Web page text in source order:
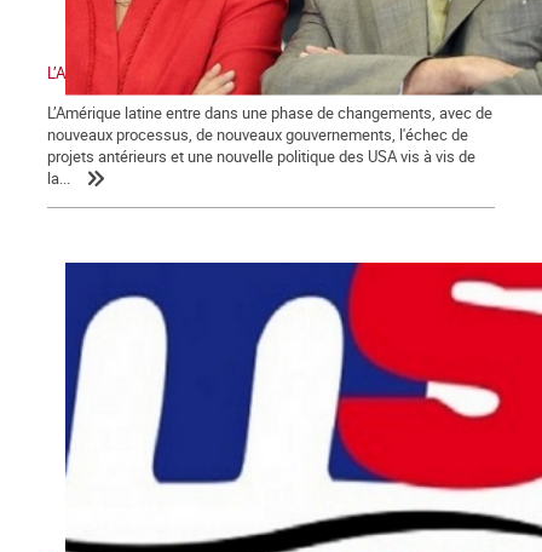
L’Amérique latine et les défis de la gauche
L’Amérique latine entre dans une phase de changements, avec de
nouveaux processus, de nouveaux gouvernements, l'échec de
projets antérieurs et une nouvelle politique des USA vis à vis de
la...